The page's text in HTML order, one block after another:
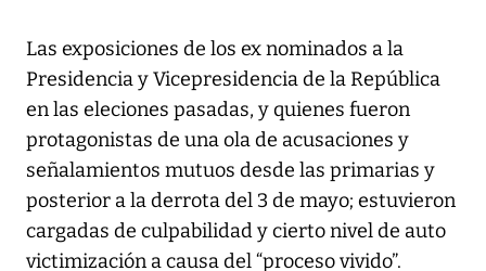
Las exposiciones de los ex nominados a la
Presidencia y Vicepresidencia de la República
en las eleciones pasadas, y quienes fueron
protagonistas de una ola de acusaciones y
señalamientos mutuos desde las primarias y
posterior a la derrota del 3 de mayo; estuvieron
cargadas de culpabilidad y cierto nivel de auto
victimización a causa del “proceso vivido”.